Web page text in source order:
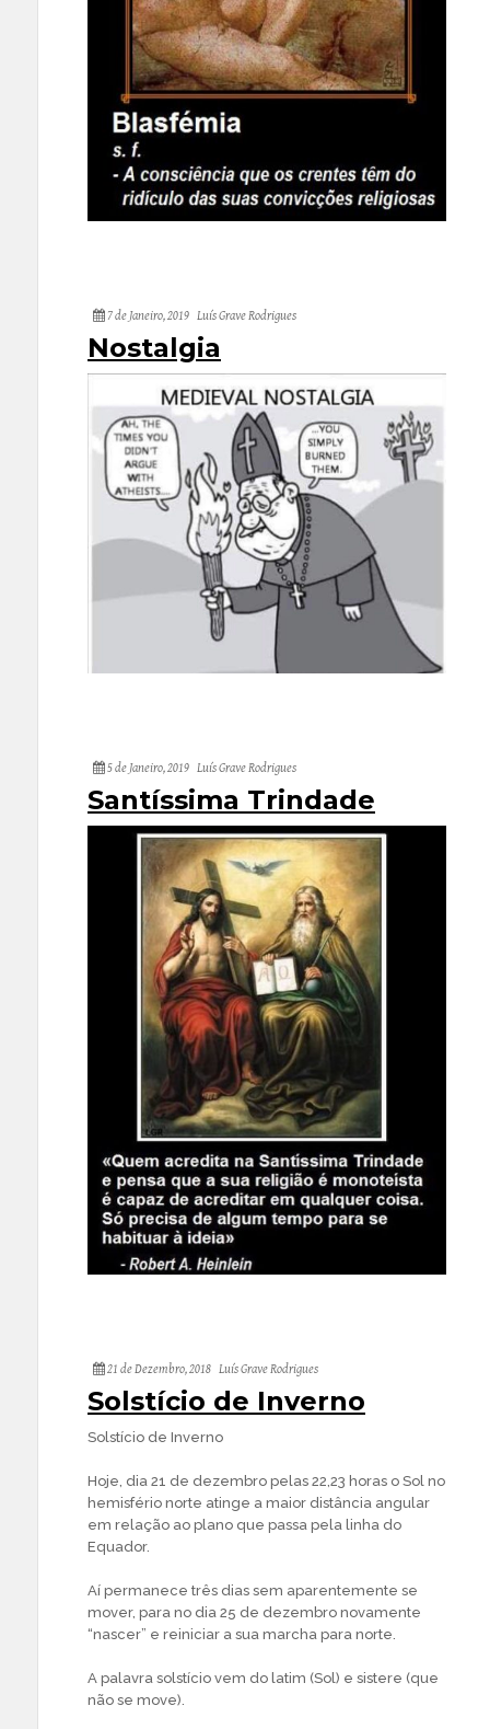
7 de Janeiro, 2019 Luís Grave Rodrigues
Nostalgia
5 de Janeiro, 2019 Luís Grave Rodrigues
Santíssima Trindade
21 de Dezembro, 2018 Luís Grave Rodrigues
Solstício de Inverno
Solstício de Inverno
Hoje, dia 21 de dezembro pelas 22,23 horas o Sol no
hemisfério norte atinge a maior distância angular
em relação ao plano que passa pela linha do
Equador.
Aí permanece três dias sem aparentemente se
mover, para no dia 25 de dezembro novamente
“nascer” e reiniciar a sua marcha para norte.
A palavra solstício vem do latim (Sol) e sistere (que
não se move).